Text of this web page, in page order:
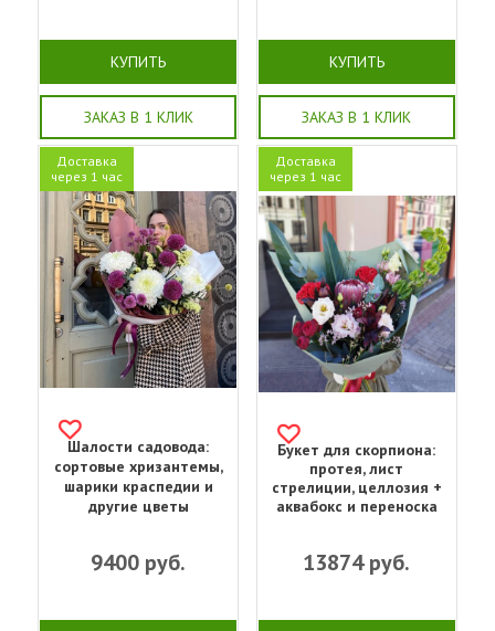
КУПИТЬ
ЗАКАЗ В 1 КЛИК
КУПИТЬ
ЗАКАЗ В 1 КЛИК
Доставка
через 1 час
Шалости садовода:
сортовые хризантемы,
шарики краспедии и
другие цветы
9400 руб.
Доставка
через 1 час
Букет для скорпиона:
протея, лист
стрелиции, целлозия +
аквабокс и переноска
13874руб.